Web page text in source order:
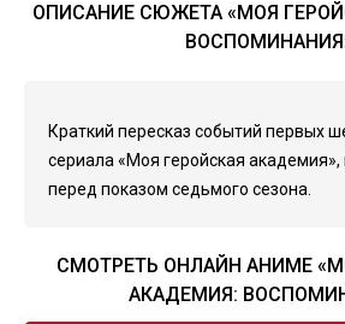
ОПИСАНИЕ СЮЖЕТА «МОЯ
Краткий пересказ событий первых
сериала «Моя геройская
перед показом седьмого сезона.
СМОТРЕТЬ ОНЛАЙН АНИМЕ
АКАДЕМИЯ: